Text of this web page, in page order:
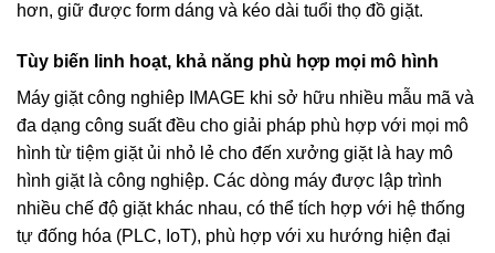
hơn, giữ được form dáng và kéo dài tuổi thọ đồ giặt.
Tùy biến linh hoạt, khả năng phù hợp mọi mô hình
Máy giặt công nghiêp IMAGE khi sở hữu nhiều mẫu mã và
đa dạng công suất đều cho giải pháp phù hợp với mọi mô
hình từ tiệm giặt ủi nhỏ lẻ cho đến xưởng giặt là hay mô
hình giặt là công nghiệp. Các dòng máy được lập trình
nhiều chế độ giặt khác nhau, có thể tích hợp với hệ thống
tự đống hóa (PLC, IoT), phù hợp với xu hướng hiện đại